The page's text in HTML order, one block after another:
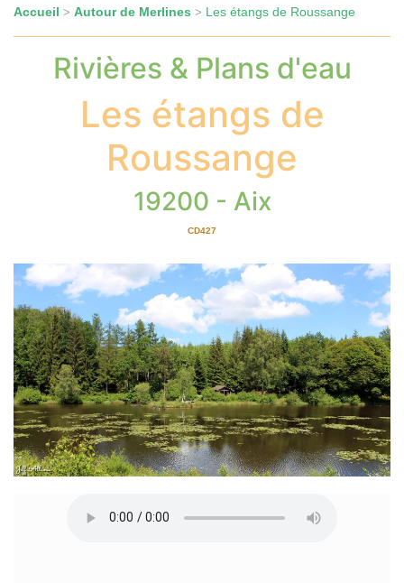
Accueil > Autour de Merlines > Les étangs de Roussange
Rivières & Plans d'eau
Les étangs de
Roussange
19200 - Aix
CD427